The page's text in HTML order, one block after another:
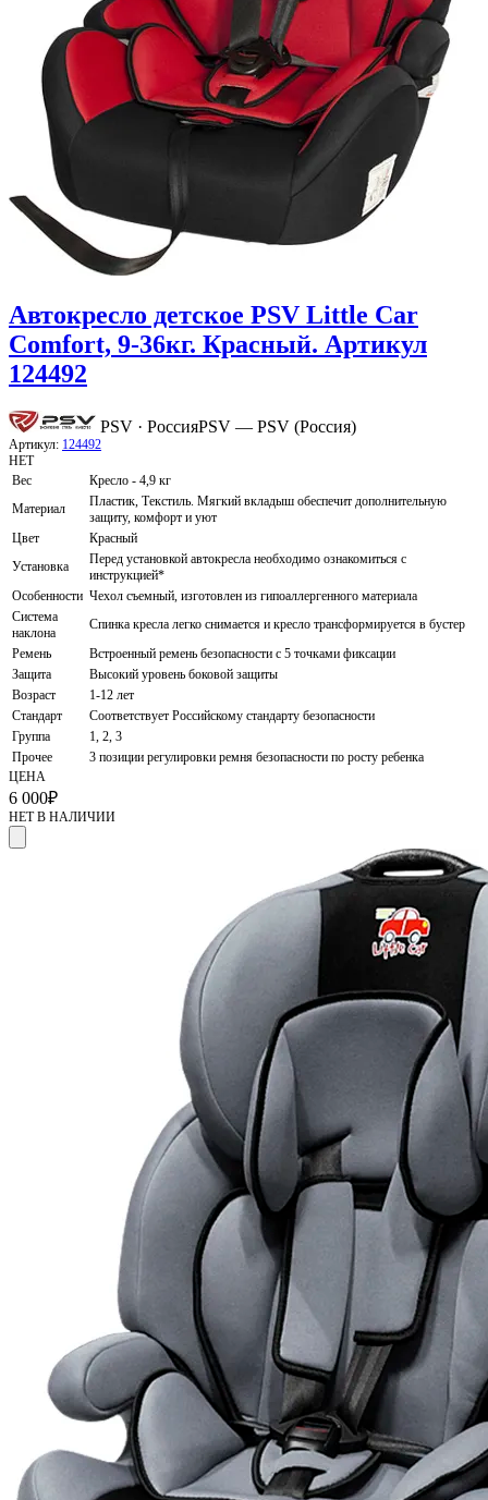
Автокресло детское PSV Little Car
Comfort, 9-36кг. Красный. Артикул
124492
PSV · РоссияPSV — PSV (Россия)
Артикул: 124492
НЕТ
Вес
Кресло - 4,9 кг
Материал
Пластик, Текстиль. Мягкий вкладыш обеспечит дополнительную
защиту, комфорт и уют
Цвет
Красный
Установка
Перед установкой автокресла необходимо ознакомиться с
инструкцией*
Особенности Чехол съемный, изготовлен из гипоаллергенного материала
Система
наклона
Спинка кресла легко снимается и кресло трансформируется в бустер
Ремень
Встроенный ремень безопасности с 5 точками фиксации
Защита
Высокий уровень боковой защиты
Возраст
1-12 лет
Стандарт
Соответствует Российскому стандарту безопасности
Группа
1, 2, 3
Прочее
3 позиции регулировки ремня безопасности по росту ребенка
ЦЕНА
6 000₽
НЕТ В НАЛИЧИИ